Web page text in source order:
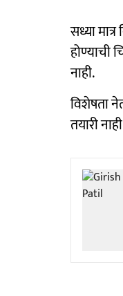
सध्या
होण्याची
नाही.
विशेषता
तयारी